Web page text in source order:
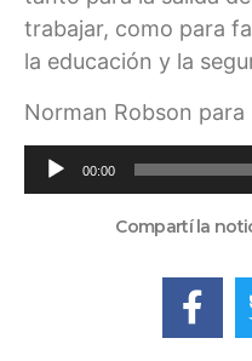
trabajar, como para
la educación y la
Norman Robson para
Reproductor
de
00:00
Compartí la